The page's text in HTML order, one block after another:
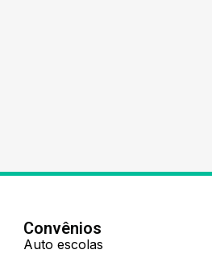
Convênios
Auto escolas